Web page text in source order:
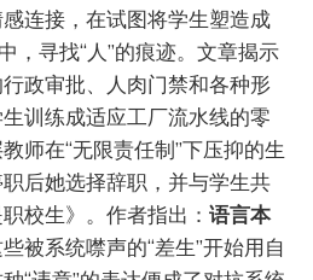
连接，在试图将学生塑造成
，寻找“人”的痕迹。文章揭示
政审批、人肉门禁和各种形
训练成适应工厂流水线的零
师在“无限责任制”下压抑的生
后她选择辞职，并与学生共
校生》。作者指出：语言本
被系统噤声的“差生”开始用自